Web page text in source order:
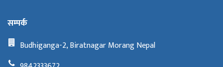
सम्पर्क
Budhiganga-2, Biratnagar Morang Nepal